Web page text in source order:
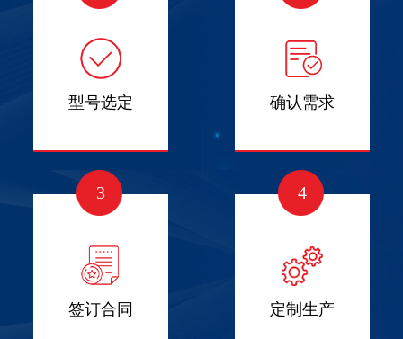
型号选定 确认需求
3
签订合同
4
定制生产